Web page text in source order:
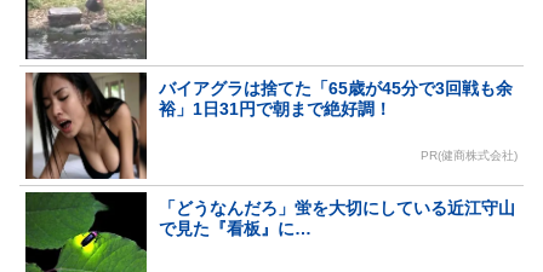
バイアグラは捨てた「65歳が45分で3回戦も余
裕」1日31円で朝まで絶好調！
PR(健商株式会社)
「どうなんだろ」蛍を大切にしている近江守山
で見た『看板』に…